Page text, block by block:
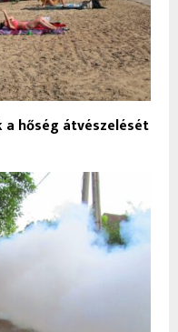
hőség átvészelését